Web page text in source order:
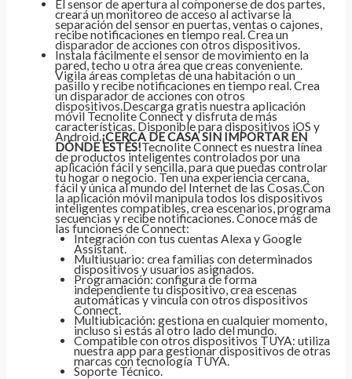
El sensor de apertura al componerse de dos partes,
creará un monitoreo de acceso al activarse la
separación del sensor en puertas, ventas o cajones,
recibe notificaciones en tiempo real. Crea un
disparador de acciones con otros dispositivos.
Instala fácilmente el sensor de movimiento en la
pared, techo u otra área que creas conveniente.
Vigila áreas completas de una habitación o un
pasillo y recibe notificaciones en tiempo real. Crea
un disparador de acciones con otros
dispositivos.Descarga gratis nuestra aplicación
móvil Tecnolite Connect y disfruta de más
características. Disponible para dispositivos iOS y
Android.¡CERCA DE CASA SIN IMPORTAR EN
DÓNDE ESTÉS!Tecnolite Connect es nuestra línea
de productos inteligentes controlados por una
aplicación fácil y sencilla, para que puedas controlar
tu hogar o negocio. Ten una experiencia cercana,
fácil y única al mundo del Internet de las Cosas.Con
la aplicación móvil manipula todos los dispositivos
inteligentes compatibles, crea escenarios, programa
secuencias y recibe notificaciones. Conoce más de
las funciones de Connect:
Integración con tus cuentas Alexa y Google
Assistant.
Multiusuario: crea familias con determinados
dispositivos y usuarios asignados.
Programación: configura de forma
independiente tu dispositivo, crea escenas
automáticas y vincula con otros dispositivos
Connect.
Multiubicación: gestiona en cualquier momento,
incluso si estás al otro lado del mundo.
Compatible con otros dispositivos TUYA: utiliza
nuestra app para gestionar dispositivos de otras
marcas con tecnología TUYA.
Soporte Técnico.